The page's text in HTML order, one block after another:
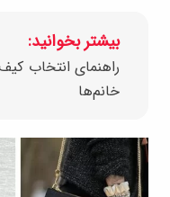
بیشتر بخوانید:
راهنمای انتخاب
خانم‌ها